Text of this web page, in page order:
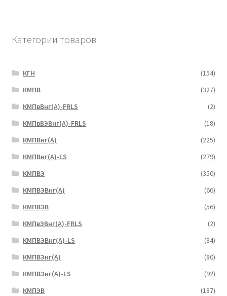
Категории товаров
КГН
(154)
КМПВ
(327)
КМПвВнг(А)-FRLS
(2)
КМПвВЭВнг(А)-FRLS
(18)
КМПВнг(А)
(225)
КМПВнг(А)-LS
(279)
КМПВЭ
(350)
КМПВЭBнг(А)
(66)
КМПВЭВ
(56)
КМПвЭВнг(А)-FRLS
(2)
КМПВЭВнг(А)-LS
(34)
КМПВЭнг(А)
(80)
КМПВЭнг(А)-LS
(92)
КМПЭВ
(187)